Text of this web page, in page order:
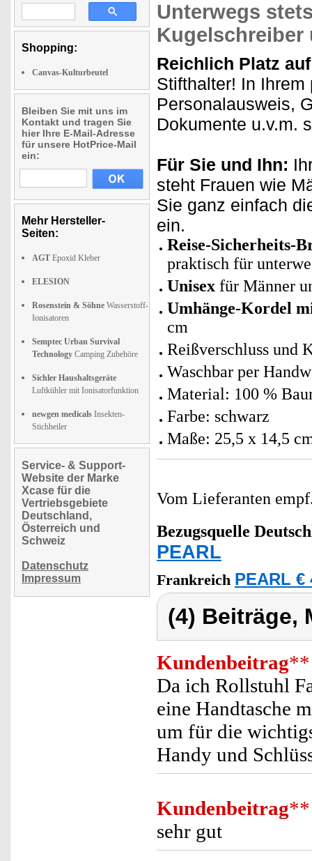
Shopping:
Canvas-Kulturbeutel
Bleiben Sie mit uns im
Kontakt und tragen Sie
hier Ihre E-Mail-Adresse
für unsere HotPrice-Mail
ein:
Mehr Hersteller-
Seiten:
AGT Epoxid Kleber
ELESION
Rosenstein & Söhne Wasserstoff-
Ionisatoren
Semptec Urban Survival
Technology Camping Zubehöre
Sichler Haushaltsgeräte
Luftkühler mit Ionisatorfunktion
newgen medicals Insekten-
Stichheiler
Service- & Support-
Website der Marke
Xcase für die
Vertriebsgebiete
Deutschland,
Österreich und
Schweiz
Datenschutz
Impressum
Unterwegs
Kugelschreiber
Reichlich Platz
Stifthalter! In
Personalausweis,
Dokumente u.v.m.
Für Sie und Ihn:
steht Frauen wie
Sie ganz einfach
ein.
Reise-Sicherheits-
praktisch für
Unisex für Männer
Umhänge-Kordel
cm
Reißverschluss und
Waschbar per
Material: 100 %
Farbe: schwarz
Maße: 25,5 x 14,5
Vom Lieferanten
Bezugsquelle
PEARL
Frankreich PEARL €
(4) Beiträge,
Kundenbeitrag**
Da ich Rollstuhl
eine Handtasche
um für die
Handy und
Kundenbeitrag**
sehr gut